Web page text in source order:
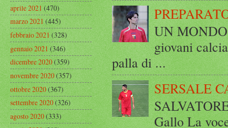
UN
giovani
palla di ...
SERSALE
Gallo La
aprile 2021(470)
marzo 2021(445)
febbraio 2021(328)
gennaio 2021(346)
dicembre 2020(359)
novembre 2020(357)
ottobre 2020(367)
settembre 2020(326)
agosto 2020(333)